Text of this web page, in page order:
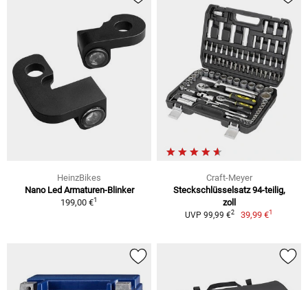
HeinzBikes
Nano Led Armaturen-Blinker
199,00 €1
Craft-Meyer
Steckschlüsselsatz 94-teilig,
zoll
UVP 99,99 €2 39,99 €1